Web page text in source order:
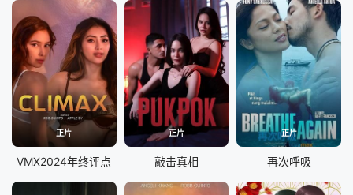
正片
VMX2024年终评点
正片
敲击真相
正片
再次呼吸